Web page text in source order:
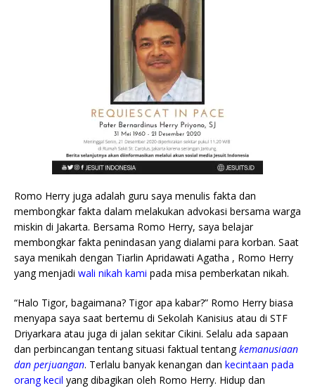
Romo Herry juga adalah guru saya menulis fakta dan
membongkar fakta dalam melakukan advokasi bersama warga
miskin di Jakarta. Bersama Romo Herry, saya belajar
membongkar fakta penindasan yang dialami para korban. Saat
saya menikah dengan Tiarlin Apridawati Agatha , Romo Herry
yang menjadi wali nikah kami pada misa pemberkatan nikah.
“Halo Tigor, bagaimana? Tigor apa kabar?” Romo Herry biasa
menyapa saya saat bertemu di Sekolah Kanisius atau di STF
Driyarkara atau juga di jalan sekitar Cikini. Selalu ada sapaan
dan perbincangan tentang situasi faktual tentangkemanusiaan
dan perjuangan. Terlalu banyak kenangan dan kecintaan pada
orang kecil yang dibagikan oleh Romo Herry. Hidup dan